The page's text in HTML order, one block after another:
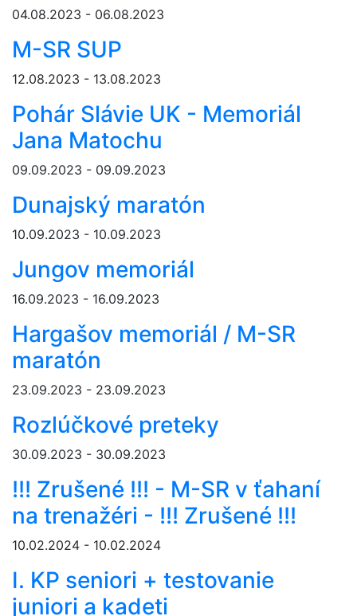
04.08.2023 - 06.08.2023
M-SR SUP
12.08.2023 - 13.08.2023
Pohár Slávie UK - Memoriál
Jana Matochu
09.09.2023 - 09.09.2023
Dunajský maratón
10.09.2023 - 10.09.2023
Jungov memoriál
16.09.2023 - 16.09.2023
Hargašov memoriál / M-SR
maratón
23.09.2023 - 23.09.2023
Rozlúčkové preteky
30.09.2023 - 30.09.2023
!!! Zrušené !!! - M-SR v ťahaní
na trenažéri - !!! Zrušené !!!
10.02.2024 - 10.02.2024
I. KP seniori + testovanie
juniori a kadeti